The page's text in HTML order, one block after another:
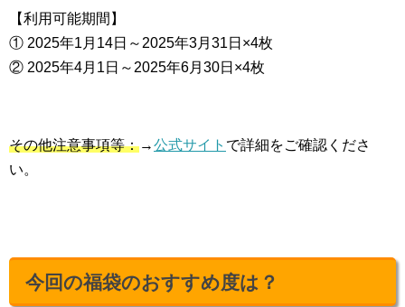
【利用可能期間】
① 2025年1月14日～2025年3月31日×4枚
② 2025年4月1日～2025年6月30日×4枚
その他注意事項等：→公式サイト で詳細をご確認くださ
い。
今回の福袋のおすすめ度は？